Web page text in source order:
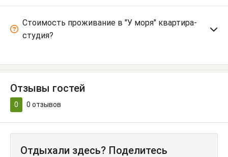
Стоимость проживание в "У моря" квартира-
студия?
Отзывы гостей
0 0 отзывов
Отдыхали здесь? Поделитесь